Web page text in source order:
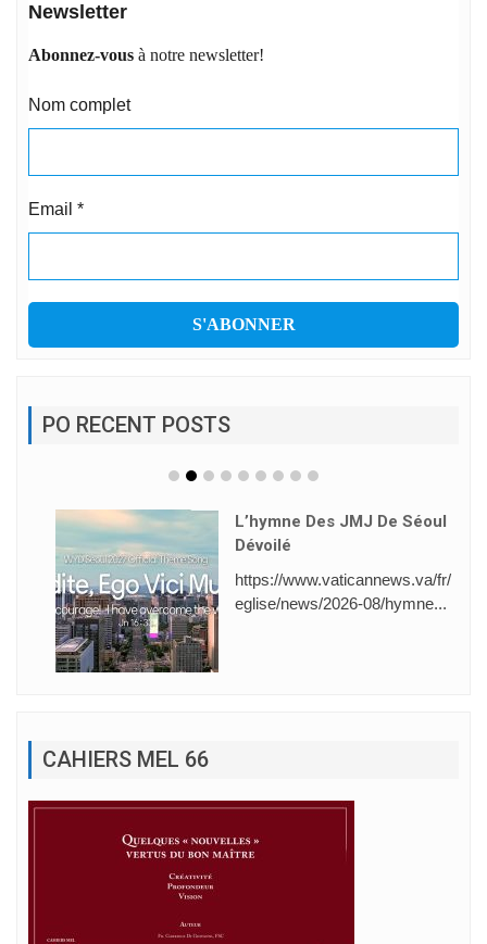
Newsletter
Abonnez-vous à notre newsletter!
Nom complet
Email *
PO RECENT POSTS
L’hymne Des JMJ De Séoul
Dévoilé
https://www.vaticannews.va/fr/
eglise/news/2026-08/hymne...
CAHIERS MEL 66